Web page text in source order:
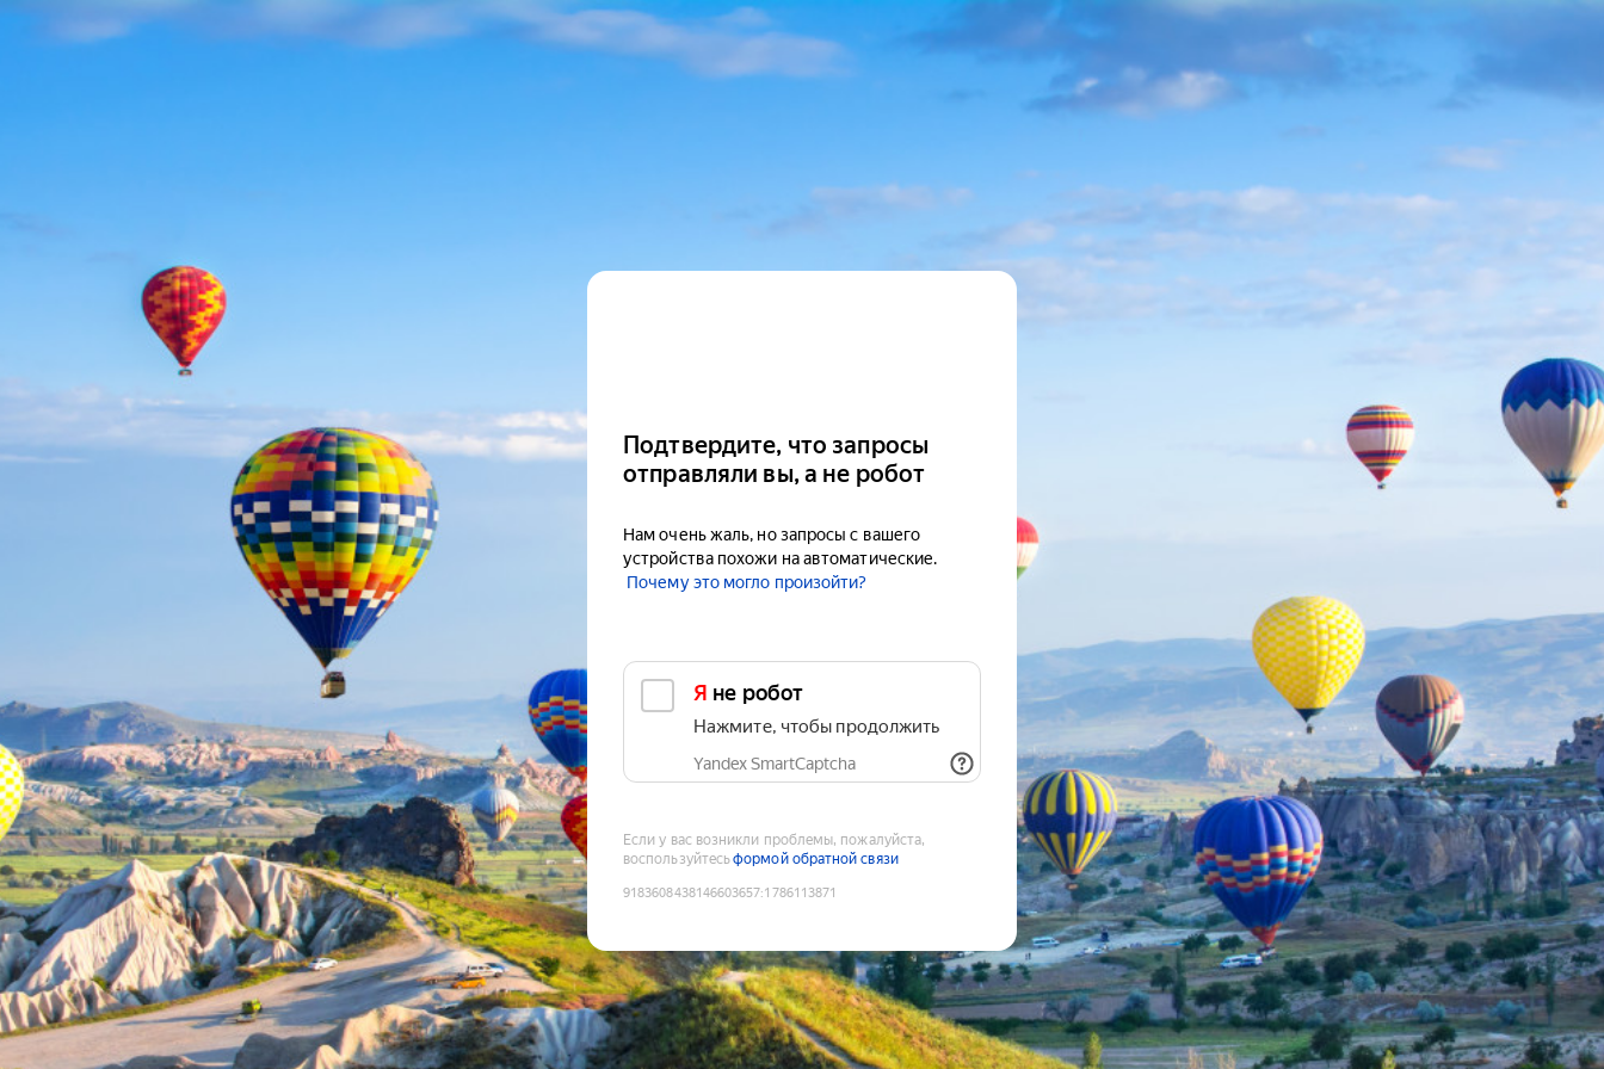
Подтвердите, что запросы
отправляли вы, а не робот
Нам очень жаль, но запросы с вашего
устройства похожи на автоматические.
Почему это могло произойти?
Я не робот
Нажмите, чтобы продолжить
Yandex SmartCaptcha
Если у вас возникли проблемы, пожалуйста,
воспользуйтесьформой обратной связи
9183608438146603657:1786113871